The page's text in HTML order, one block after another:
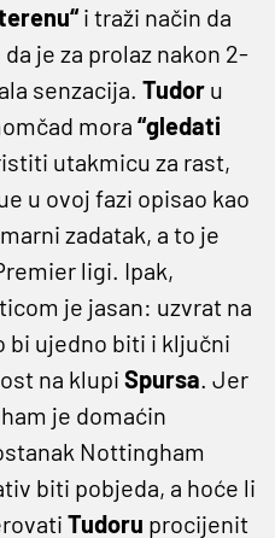
i traži način da
je za prolaz nakon 2-
senzacija. Tudor u
mora “gledati
utakmicu za rast,
u ovoj fazi opisao kao
zadatak, a to je
ligi. Ipak,
je jasan: uzvrat na
bi ujedno biti i ključni
na klupi Spursa. Jer
je domaćin
Nottingham
biti pobjeda, a hoće li
Tudoru procijenit